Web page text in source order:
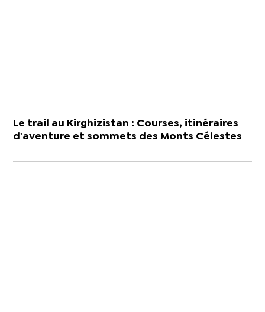
Le trail au Kirghizistan : Courses, itinéraires
d'aventure et sommets des Monts Célestes